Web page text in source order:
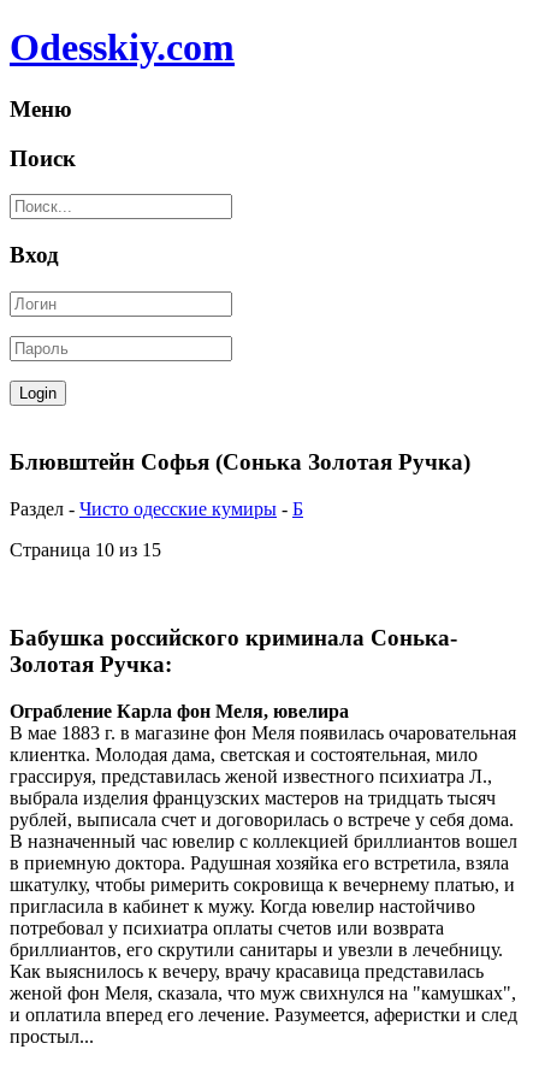
Odesskiy.com
Меню
Поиск
Вход
Блювштейн Софья (Сонька Золотая Ручка)
Раздел - Чисто одесские кумиры - Б
Страница 10 из 15
Бабушка российского криминала Сонька-
Золотая Ручка:
Ограбление Карла фон Меля, ювелира
В мае 1883 г. в магазине фон Меля появилась очаровательная
клиентка. Молодая дама, светская и состоятельная, мило
грассируя, представилась женой известного психиатра Л.,
выбрала изделия французских мастеров на тридцать тысяч
рублей, выписала счет и договорилась о встрече у себя дома.
В назначенный час ювелир с коллекцией бриллиантов вошел
в приемную доктора. Радушная хозяйка его встретила, взяла
шкатулку, чтобы римерить сокровища к вечернему платью, и
пригласила в кабинет к мужу. Когда ювелир настойчиво
потребовал у психиатра оплаты счетов или возврата
бриллиантов, его скрутили санитары и увезли в лечебницу.
Как выяснилось к вечеру, врачу красавица представилась
женой фон Меля, сказала, что муж свихнулся на "камушках",
и оплатила вперед его лечение. Разумеется, аферистки и след
простыл...